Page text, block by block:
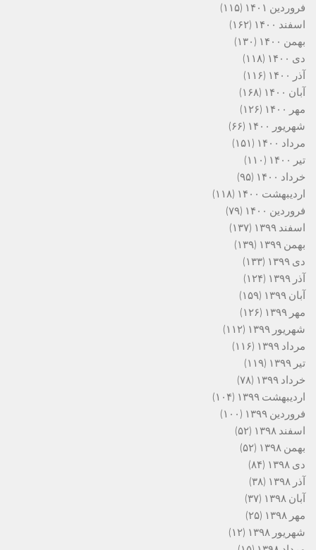
فروردین ۱۴۰۱
(۱۱۵)
اسفند ۱۴۰۰
(۱۶۲)
بهمن ۱۴۰۰
(۱۳۰)
دی ۱۴۰۰
(۱۱۸)
آذر ۱۴۰۰
(۱۱۶)
آبان ۱۴۰۰
(۱۶۸)
مهر ۱۴۰۰
(۱۲۶)
شهریور ۱۴۰۰
(۶۶)
مرداد ۱۴۰۰
(۱۵۱)
تیر ۱۴۰۰
(۱۱۰)
خرداد ۱۴۰۰
(۹۵)
اردیبهشت ۱۴۰۰
(۱۱۸)
فروردین ۱۴۰۰
(۷۹)
اسفند ۱۳۹۹
(۱۳۷)
بهمن ۱۳۹۹
(۱۳۹)
دی ۱۳۹۹
(۱۳۳)
آذر ۱۳۹۹
(۱۲۴)
آبان ۱۳۹۹
(۱۵۹)
مهر ۱۳۹۹
(۱۲۶)
شهریور ۱۳۹۹
(۱۱۲)
مرداد ۱۳۹۹
(۱۱۶)
تیر ۱۳۹۹
(۱۱۹)
خرداد ۱۳۹۹
(۷۸)
اردیبهشت ۱۳۹۹
(۱۰۴)
فروردین ۱۳۹۹
(۱۰۰)
اسفند ۱۳۹۸
(۵۲)
بهمن ۱۳۹۸
(۵۲)
دی ۱۳۹۸
(۸۴)
آذر ۱۳۹۸
(۳۸)
آبان ۱۳۹۸
(۳۷)
مهر ۱۳۹۸
(۲۵)
شهریور ۱۳۹۸
(۱۲)